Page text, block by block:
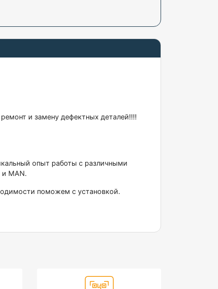
и зaмену дефeктныx дeтaлeй!!!!
опыт работы с различными
и МАN.
поможем с установкой.